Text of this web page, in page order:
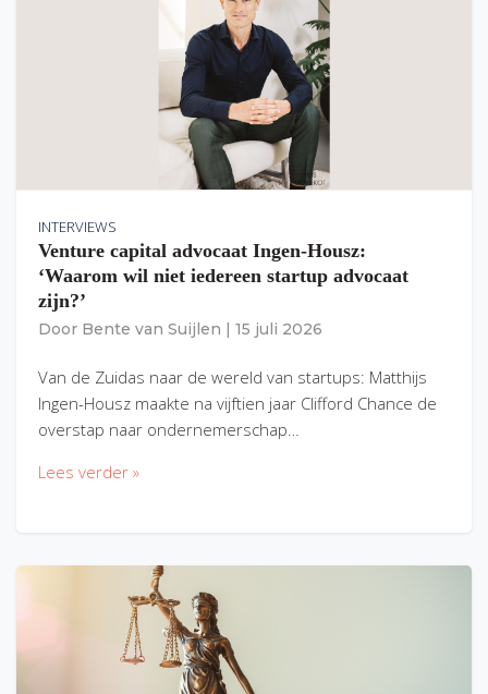
INTERVIEWS
Venture capital advocaat Ingen-Housz:
‘Waarom wil niet iedereen startup advocaat
zijn?’
Door Bente van Suijlen 15 juli 2026
Van de Zuidas naar de wereld van startups: Matthijs
Ingen-Housz maakte na vijftien jaar Clifford Chance de
overstap naar ondernemerschap…
Lees verder »